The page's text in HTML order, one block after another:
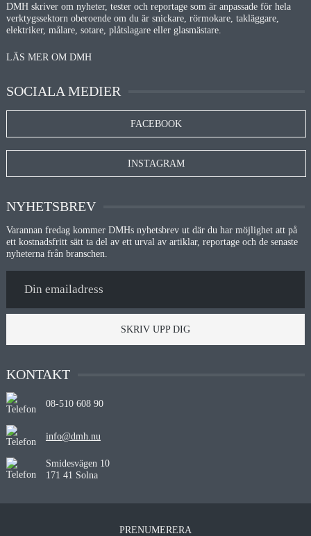
DMH skriver om nyheter, tester och reportage som är anpassade för hela
verktygssektorn oberoende om du är snickare, rörmokare, takläggare,
elektriker, målare, sotare, plåtslagare eller glasmästare.
LÄS MER OM DMH
SOCIALA MEDIER
FACEBOOK
INSTAGRAM
NYHETSBREV
Varannan fredag kommer DMHs nyhetsbrev ut där du har möjlighet att på
ett kostnadsfritt sätt ta del av ett urval av artiklar, reportage och de senaste
nyheterna från branschen.
SKRIV UPP DIG
KONTAKT
08-510 608 90
info@dmh.nu
Smidesvägen 10
171 41 Solna
PRENUMERERA